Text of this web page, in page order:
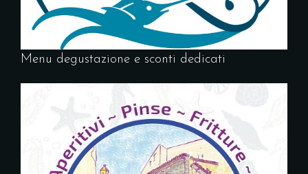
Menu degustazione e sconti dedicati